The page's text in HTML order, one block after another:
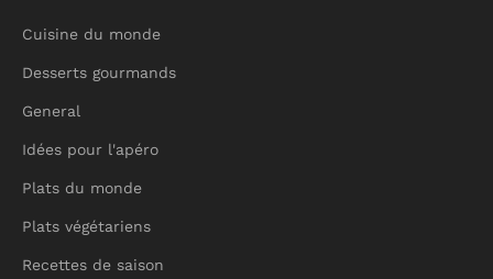
Cuisine du monde
Desserts gourmands
General
Idées pour l'apéro
Plats du monde
Plats végétariens
Recettes de saison